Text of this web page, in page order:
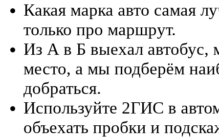
Какая марка авто самая
только про маршрут.
Из А в Б выехал автобус,
место, а мы подберём
добраться.
Используйте 2ГИС в
объехать пробки и